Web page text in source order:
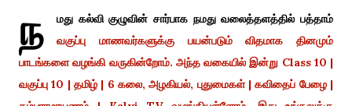
ந
மது கல்வி குழுவின் சார்பாக நமது வலைத்தளத்தில் பத்தாம்
வகுப்பு மாணவர்களுக்கு பயன்படும்விதமாக தினமும்
பாடங்களை வழங்கி வருகின்றோம். அந்த வகையில் இன்று Class 10 |
வகுப்பு 10 | தமிழ் | 6 கலை, அழகியல், புதுமைகள் | கவிதைப் பேழை |